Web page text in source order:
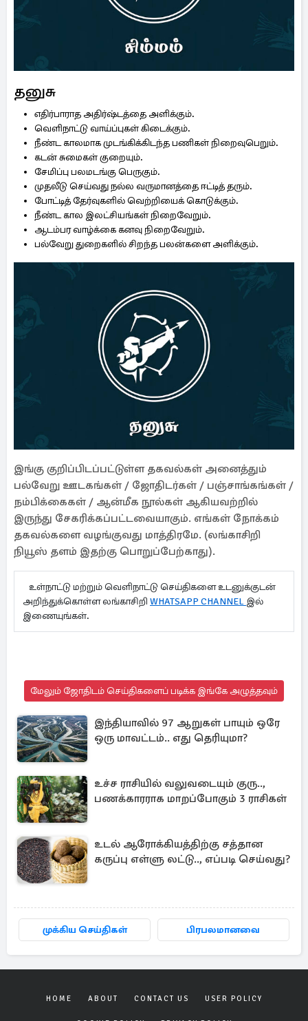
தனுசு
எதிர்பாராத அதிர்ஷ்டத்தை அளிக்கும்.
வெளிநாட்டு வாய்ப்புகள் கிடைக்கும்.
நீண்ட காலமாக முடங்கிக்கிடந்த பணிகள் நிறைவுபெறும்.
கடன் சுமைகள் குறையும்.
சேமிப்பு பலமடங்கு பெருகும்.
முதலீடு செய்வது நல்ல வருமானத்தை ஈட்டித் தரும்.
போட்டித் தேர்வுகளில் வெற்றியைக் கொடுக்கும்.
நீண்ட கால இலட்சியங்கள் நிறைவேறும்.
ஆடம்பர வாழ்க்கை கனவு நிறைவேறும்.
பல்வேறு துறைகளில் சிறந்த பலன்களை அளிக்கும்.
இங்கு குறிப்பிடப்பட்டுள்ள தகவல்கள் அனைத்தும்
பல்வேறு ஊடகங்கள் / ஜோதிடர்கள் / பஞ்சாங்கங்கள் /
நம்பிக்கைகள் / ஆன்மீக நூல்கள் ஆகியவற்றில்
இருந்து சேகரிக்கப்பட்டவையாகும். எங்கள் நோக்கம்
தகவல்களை வழங்குவது மாத்திரமே. (லங்காசிறி
நியூஸ் தளம் இதற்கு பொறுப்பேற்காது).
உள்நாட்டு மற்றும் வெளிநாட்டு செய்திகளை உடனுக்குடன்
அறிந்துக்கொள்ள லங்காசிறி WHATSAPP CHANNEL இல்
இணையுங்கள்.
மேலும் ஜோதிடம் செய்திகளைப் படிக்க இங்கே அழுத்தவும்
இந்தியாவில் 97 ஆறுகள் பாயும் ஒரே
ஒரு மாவட்டம்.. எது தெரியுமா?
உச்ச ராசியில் வலுவடையும் குரு..,
பணக்காரராக மாறப்போகும் 3 ராசிகள்
உடல் ஆரோக்கியத்திற்கு சத்தான
கருப்பு எள்ளு லட்டு.., எப்படி செய்வது?
முக்கிய செய்திகள் பிரபலமானவை
HOME ABOUT CONTACT US USER POLICY